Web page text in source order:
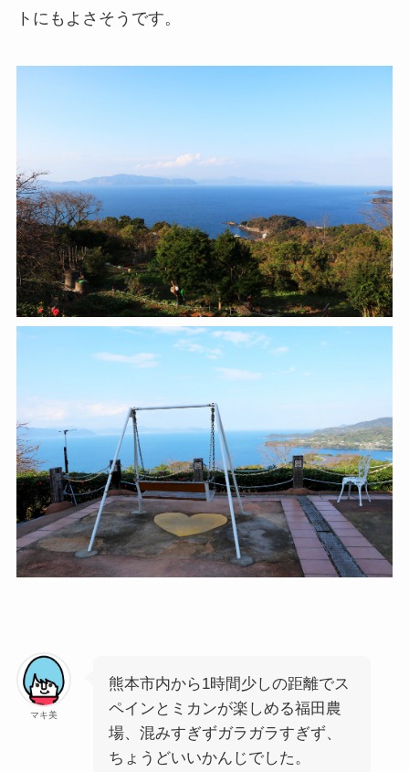
トにもよさそうです。
マキ美
熊本市内から1時間少しの距離でス
ペインとミカンが楽しめる福田農
場、混みすぎずガラガラすぎず、
ちょうどいいかんじでした。